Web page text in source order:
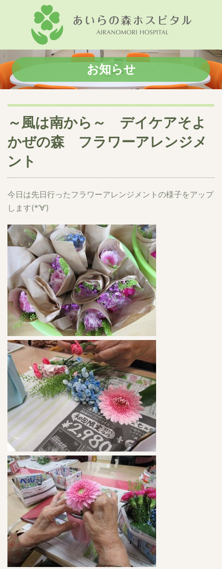
お知らせ
～風は南から～ デイケアそよ
かぜの森 フラワーアレンジメ
ント
今日は先日行ったフラワーアレンジメントの様子をアップ
します(*‘∀‘)